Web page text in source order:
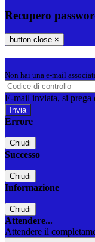
Recupero
button close ×
Non hai una e-mail
E-mail inviata, si prega
Errore
Chiudi
Successo
Chiudi
Informazione
Chiudi
Attendere...
Attendere il